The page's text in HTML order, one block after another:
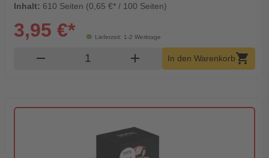
Inhalt: 610 Seiten (0,65 €* / 100 Seiten)
Lieferzeit: 1-2 Werktage
3,95 €*
remove Produkt Warenkorb Menge
add In den Warenkorbshopping_cart